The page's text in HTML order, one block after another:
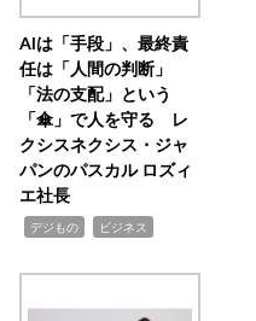
AIは「手段」、最終責
任は「人間の判断」
「法の支配」という
「傘」で人を守る レ
クシスネクシス・ジャ
パンのパスカル ロズィ
エ社長
デジもの ビジネス